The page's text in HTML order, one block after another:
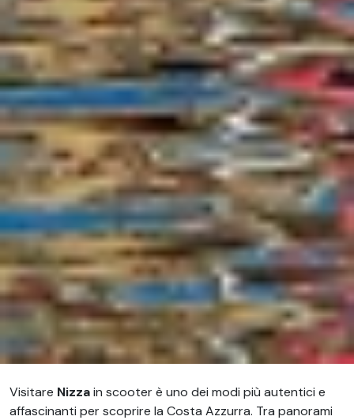
Visitare Nizzain scooter è uno dei modi più autentici e
affascinanti per scoprire la Costa Azzurra. Tra panorami